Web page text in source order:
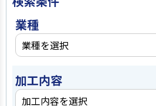
業種
業種を選択
加工内容
加工内容を選択